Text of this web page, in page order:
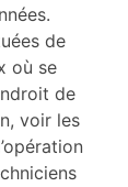
de
où se
de
voir les